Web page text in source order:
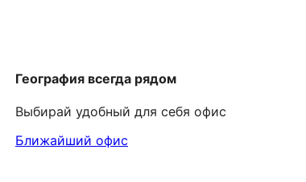
География всегда рядом
Выбирай удобный для себя офис
Ближайший офис